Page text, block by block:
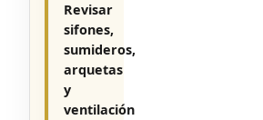
Revisar
sifones,
sumideros,
arquetas
y
ventilación